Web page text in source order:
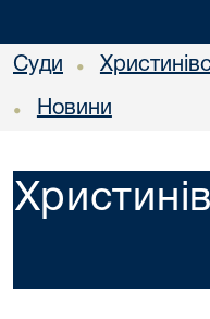
Суди •
• Новини